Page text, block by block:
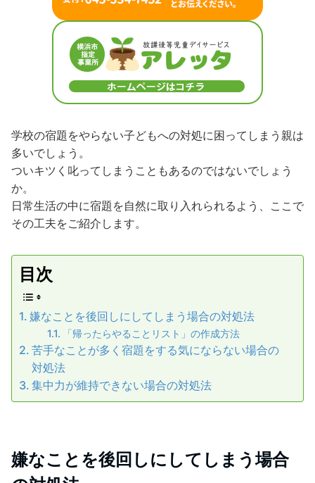
学校の宿題をやらない子どもへの対処に困ってしまう親は
多いでしょう。
ついキツく叱ってしまうこともあるのではないでしょう
か。
日常生活の中に宿題を自然に取り入れられるよう、ここで
その工夫をご紹介します。
目次
嫌なことを後回しにしてしまう場合の対処法
「帰ったらやることリスト」の作成方法
苦手なことが多く宿題をする気にならない場合の
対処法
集中力が維持できない場合の対処法
嫌なことを後回しにしてしまう場合